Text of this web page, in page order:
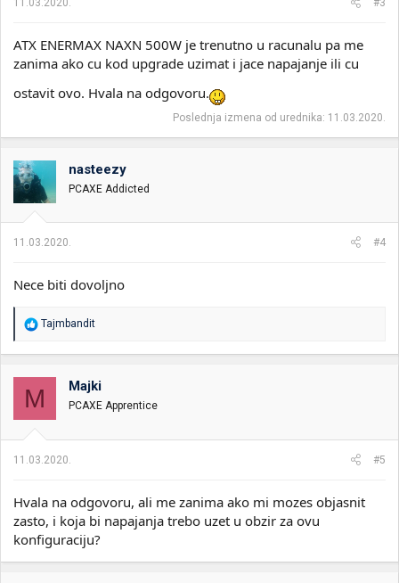
:
ATX ENERMAX NAXN 500W je trenutno u racunalu pa me
zanima ako cu kod upgrade uzimat i jace napajanje ili cu
ostavit ovo. Hvala na odgovoru.
Poslednja izmena od urednika: 11.03.2020.
nasteezy
PCAXE Addicted
11.03.2020. #4
Nece biti dovoljno
R
a
o
v
a
n
:
Tajmbandit
M Majki
PCAXE Apprentice
11.03.2020. #5
Hvala na odgovoru, ali me zanima ako mi mozes objasnit
zasto, i koja bi napajanja trebo uzet u obzir za ovu
konfiguraciju?